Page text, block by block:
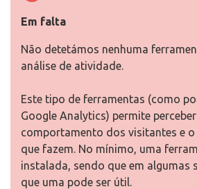
Em falta
Não detetámos nenhuma
análise de atividade.
Este tipo de ferramentas (como
Google Analytics) permite
comportamento dos visitantes e
que fazem. No mínimo, uma
instalada, sendo que em algumas
que uma pode ser útil.